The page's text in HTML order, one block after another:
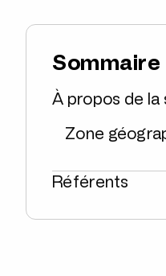
Sommaire
À propos de
Zone
Référents